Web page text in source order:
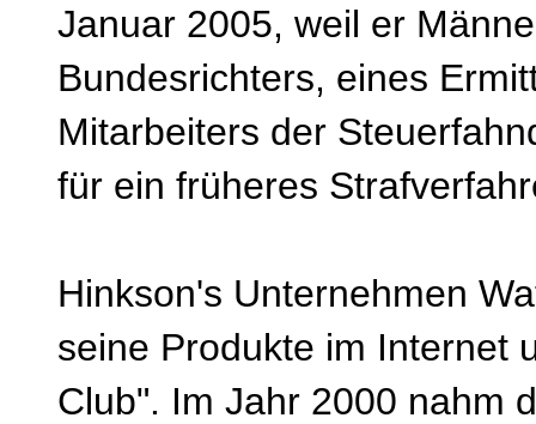
Januar 2005, weil er
Bundesrichters, eines
Mitarbeiters der
für ein früheres
Hinkson's Unternehmen
seine Produkte im Internet
Club". Im Jahr 2000 nahm